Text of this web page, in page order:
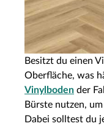
Besitzt du einen
Oberfläche, was
Vinylboden der
Bürste nutzen,
Dabei solltest du